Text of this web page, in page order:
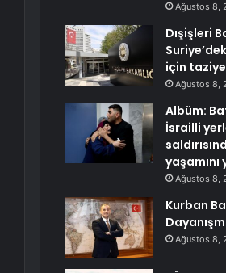
Ağustos 8,
Dışişleri
için taziye
Ağustos 8,
Albüm:
İsrailli
Ağustos 8,
Kurban
Ağustos 8,